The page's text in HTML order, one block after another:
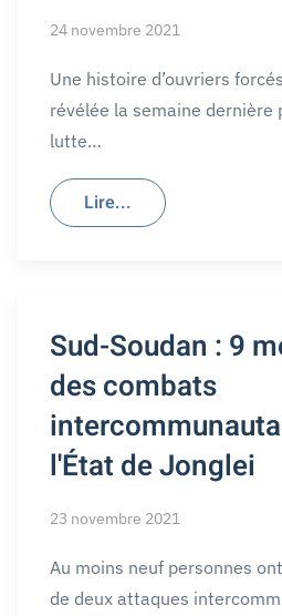
24 novembre 2021
Une histoire d’ouvriers
révélée la semaine dernière
lutte…
Lire...
Sud-Soudan : 9
des combats
l'État de Jonglei
23 novembre 2021
Au moins neuf personnes
de deux attaques